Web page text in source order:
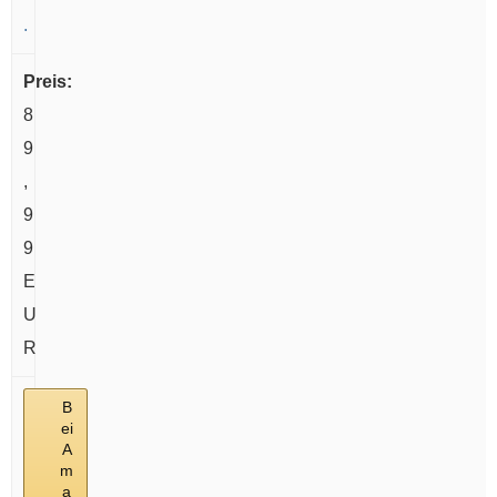
.
8
9
,
9
9
E
U
R
B
ei
A
m
a